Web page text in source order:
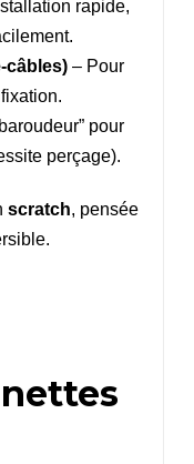
rapide,
câbles) – Pour
pour
perçage).
scratch, pensée